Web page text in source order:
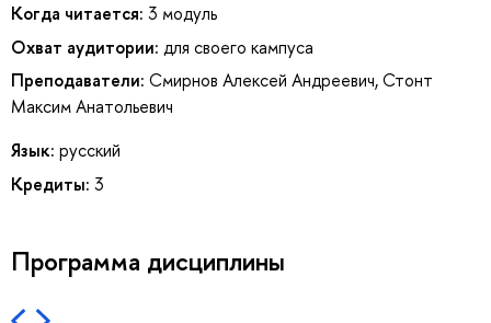
Когда читается: 3 модуль
Охват аудитории: для своего кампуса
Преподаватели: Смирнов Алексей Андреевич,Стонт
Максим Анатольевич
Язык: русский
Кредиты: 3
Программа дисциплины